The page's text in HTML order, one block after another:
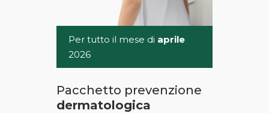
Per tutto il mese di aprile
2026
Pacchetto prevenzione
dermatologica